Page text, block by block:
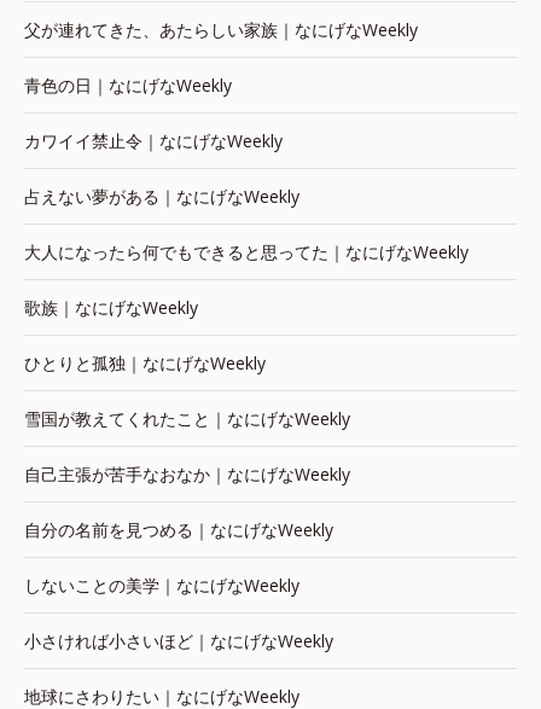
父が連れてきた、あたらしい家族｜なにげなWeekly
青色の日｜なにげなWeekly
カワイイ禁止令｜なにげなWeekly
占えない夢がある｜なにげなWeekly
大人になったら何でもできると思ってた｜なにげなWeekly
歌族｜なにげなWeekly
ひとりと孤独｜なにげなWeekly
雪国が教えてくれたこと｜なにげなWeekly
自己主張が苦手なおなか｜なにげなWeekly
自分の名前を見つめる｜なにげなWeekly
しないことの美学｜なにげなWeekly
小さければ小さいほど｜なにげなWeekly
地球にさわりたい｜なにげなWeekly